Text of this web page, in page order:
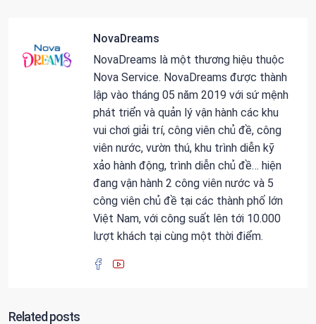
NovaDreams
NovaDreams là một thương hiệu thuộc
Nova Service. NovaDreams được thành
lập vào tháng 05 năm 2019 với sứ mệnh
phát triển và quản lý vận hành các khu
vui chơi giải trí, công viên chủ đề, công
viên nước, vườn thú, khu trình diễn kỹ
xảo hành động, trình diễn chủ đề… hiện
đang vận hành 2 công viên nước và 5
công viên chủ đề tại các thành phố lớn
Việt Nam, với công suất lên tới 10.000
lượt khách tại cùng một thời điểm.
Related posts